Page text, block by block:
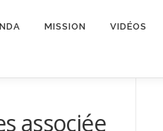
MISSION VIDÉOS
associée